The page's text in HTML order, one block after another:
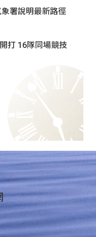
署說明最新路徑
打 16隊同場競技